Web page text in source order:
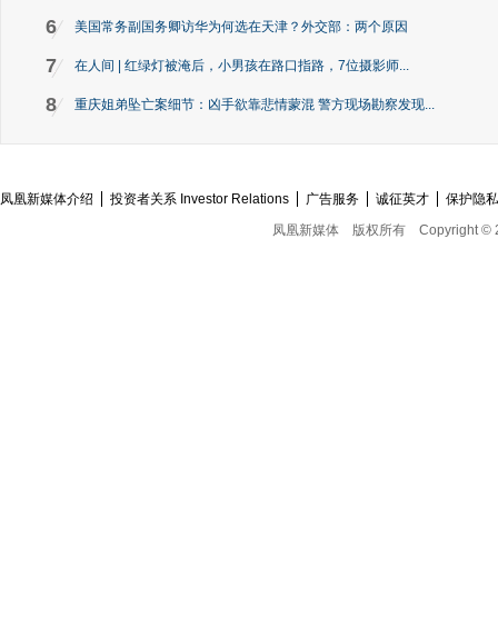
6 美国常务副国务卿访华为何选在天津？外交部：两个原因
7 在人间 | 红绿灯被淹后，小男孩在路口指路，7位摄影师...
8 重庆姐弟坠亡案细节：凶手欲靠悲情蒙混 警方现场勘察发现...
凤凰新媒体介绍 投资者关系 Investor Relations 广告服务 诚征英才
保护隐
凤凰新媒体
版权所有 Copyright ©